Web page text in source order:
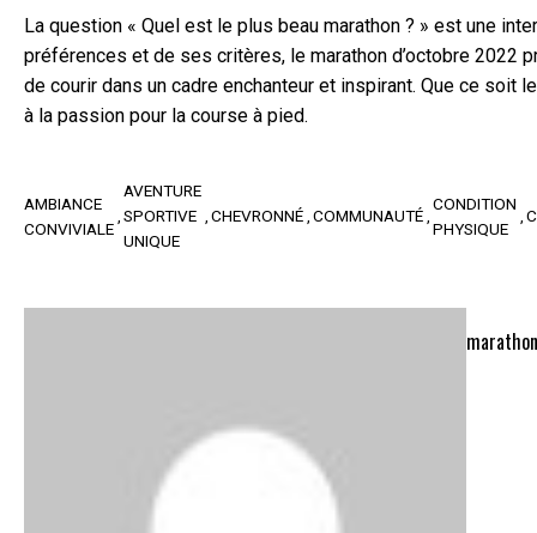
La question « Quel est le plus beau marathon ? » est une
préférences et de ses critères, le marathon d’octobre 2022
de courir dans un cadre enchanteur et inspirant. Que ce
à la passion pour la course à pied.
AMBIANCE
CONVIVIALE
AVENTURE
SPORTIVE
UNIQUE
CHEVRONNÉ COMMUNAUTÉ
CONDITION
PHYSIQUE